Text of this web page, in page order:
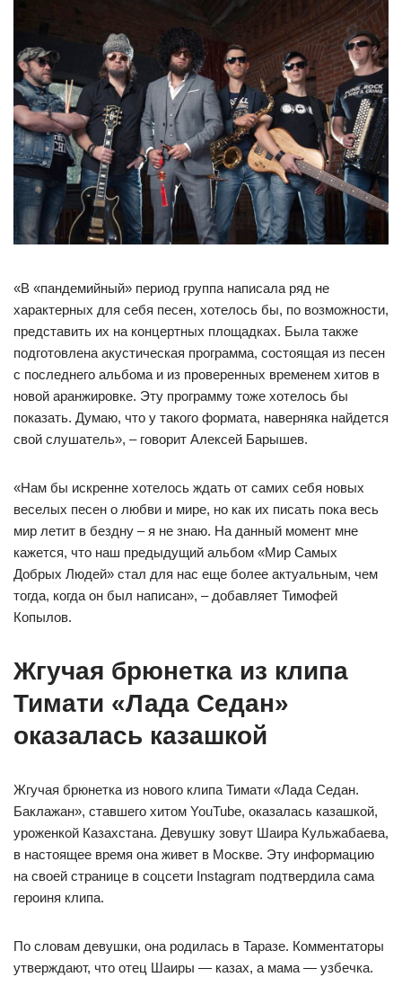
«В «пандемийный» период группа написала ряд не
характерных для себя песен, хотелось бы, по возможности,
представить их на концертных площадках. Была также
подготовлена акустическая программа, состоящая из песен
с последнего альбома и из проверенных временем хитов в
новой аранжировке. Эту программу тоже хотелось бы
показать. Думаю, что у такого формата, наверняка найдется
свой слушатель», – говорит Алексей Барышев.
«Нам бы искренне хотелось ждать от самих себя новых
веселых песен о любви и мире, но как их писать пока весь
мир летит в бездну – я не знаю. На данный момент мне
кажется, что наш предыдущий альбом «Мир Самых
Добрых Людей» стал для нас еще более актуальным, чем
тогда, когда он был написан», – добавляет Тимофей
Копылов.
Жгучая брюнетка из клипа
Тимати «Лада Седан»
оказалась казашкой
Жгучая брюнетка из нового клипа Тимати «Лада Седан.
Баклажан», ставшего хитом YouTube, оказалась казашкой,
уроженкой Казахстана. Девушку зовут Шаира Кульжабаева,
в настоящее время она живет в Москве. Эту информацию
на своей странице в соцсети Instagram подтвердила сама
героиня клипа.
По словам девушки, она родилась в Таразе. Комментаторы
утверждают, что отец Шаиры — казах, а мама — узбечка.